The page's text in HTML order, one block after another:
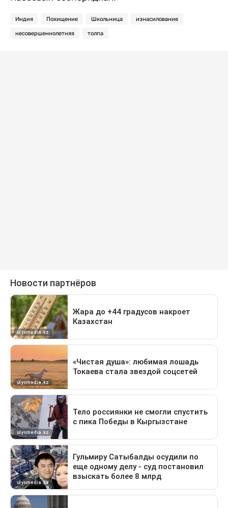
Индия Похищение Школьница изнасилование
несовершеннолетняя толпа